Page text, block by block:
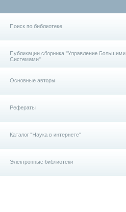
Поиск по библиотеке
Публикации сборника "Управление Большими
Системами"
Основные авторы
Рефераты
Каталог "Наука в интернете"
Электронные библиотеки